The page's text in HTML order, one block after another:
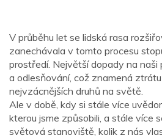
V průběhu let se lidská rasa
zanechávala v tomto procesu
prostředí. Největší dopady na naši
a odlesňování, což znamená
nejvzácnějších druhů na světě.
Ale v době, kdy si stále více
kterou jsme způsobili, a stále více
světová stanoviště, kolik z nás